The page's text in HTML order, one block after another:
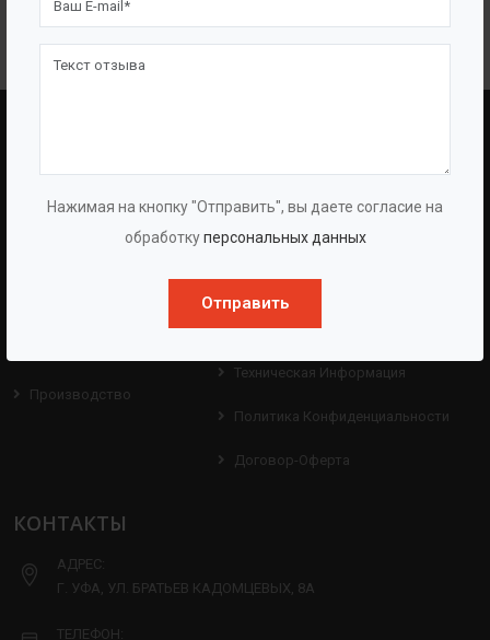
Нажимая на кнопку "Отправить", вы даете согласие на
обработкуперсональных данных
Отправить
ВОЗВРАТ К СПИСКУ
О Компании
Производство
Оборудование
Услуги
Проекты
Опросные Листы
Техническая Информация
Политика Конфиденциальности
Договор-Оферта
КОНТАКТЫ
АДРЕС:
Г. УФА, УЛ. БРАТЬЕВ КАДОМЦЕВЫХ, 8А
ТЕЛЕФОН: